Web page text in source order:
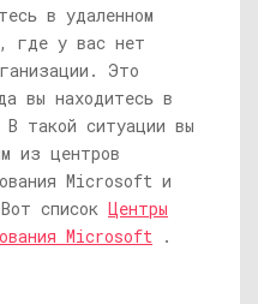
в удаленном
где у вас нет
Это
вы находитесь в
такой ситуации вы
из центров
Microsoft и
список Центры
Microsoft
.